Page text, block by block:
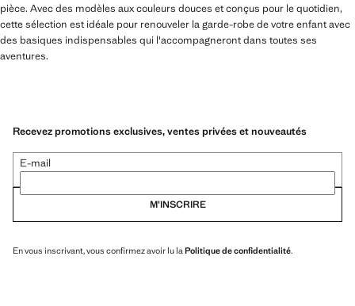
pièce. Avec des modèles aux couleurs douces et conçus pour le quotidien,
cette sélection est idéale pour renouveler la garde-robe de votre enfant avec
des basiques indispensables qui l'accompagneront dans toutes ses
aventures.
Recevez promotions exclusives, ventes privées et nouveautés
E-mail
M’INSCRIRE
En vous inscrivant, vous confirmez avoir lu la Politique de confidentialité.